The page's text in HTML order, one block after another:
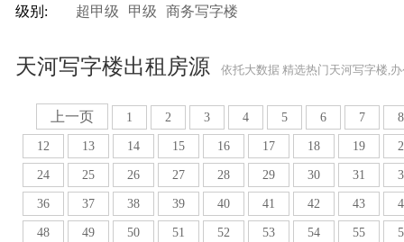
级别: 超甲级 甲级 商务写字楼
天河写字楼出租房源 依托大数据 精选热门天河写字楼,
上一页 1 2 3 4 5 6 7 8
12 13 14 15 16 17 18 19
24 25 26 27 28 29 30 31
36 37 38 39 40 41 42 43
48 49 50 51 52 53 54 55